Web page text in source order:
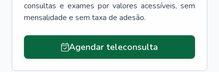
consultas e exames por valores acessíveis, sem
mensalidade e sem taxa de adesão.
Agendar teleconsulta